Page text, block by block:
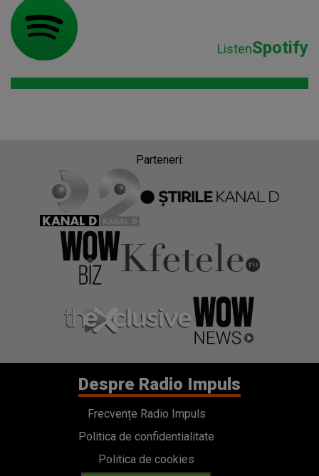
ListenSpotify
Parteneri:
Despre Radio Impuls
Frecvențe Radio Impuls
Politica de confidentialitate
Politica de cookies